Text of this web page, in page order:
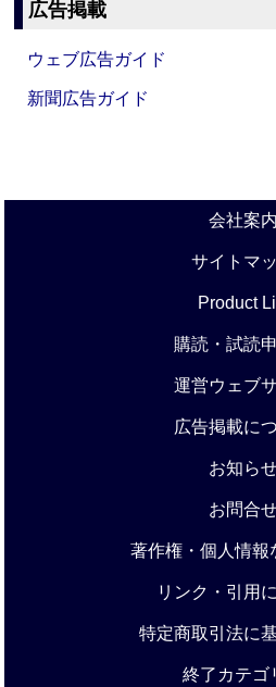
広告掲載
ウェブ広告ガイド
新聞広告ガイド
会社案内
サイトマ
Product
購読・試読
運営ウェブ
広告掲載に
お知ら
お問合
著作権・個人情報
リンク・引用
特定商取引法に
終了カテゴ